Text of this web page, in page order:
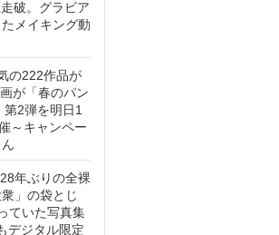
破。グラビア
メイキング動
の222作品が
が「春のパン
2弾を明日1
～キャンペー
年ぶりの全裸
」の袋とじ
ていた写真集
デジタル限定